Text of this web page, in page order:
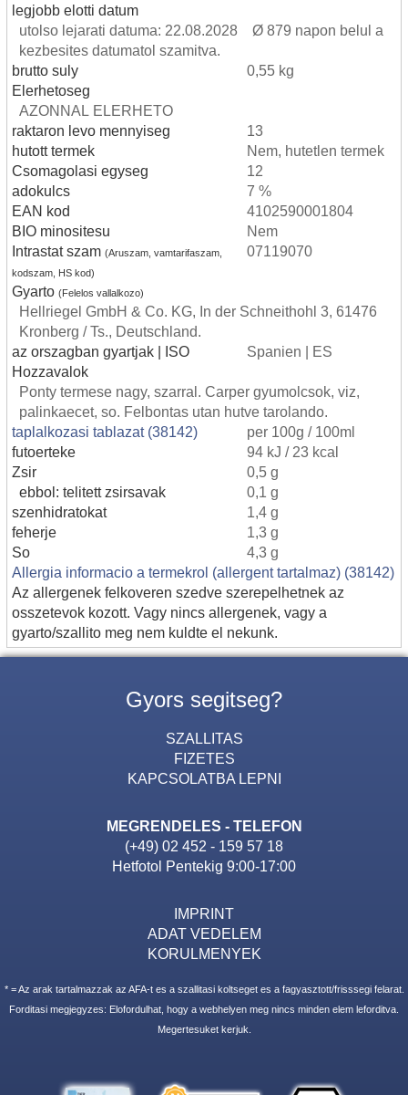
legjobb elotti datum
utolso lejarati datuma: 22.08.2028 Ø 879 napon belul a
kezbesites datumatol szamitva.
brutto suly
0,55 kg
Elerhetoseg
AZONNAL ELERHETO
raktaron levo mennyiseg
13
hutott termek
Nem, hutetlen termek
Csomagolasi egyseg
12
adokulcs
7 %
EAN kod
4102590001804
BIO minositesu
Nem
Intrastat szam (Aruszam, vamtarifaszam,
kodszam, HS kod)
07119070
Gyarto (Felelos vallalkozo)
Hellriegel GmbH & Co. KG, In der Schneithohl 3, 61476
Kronberg / Ts., Deutschland.
az orszagban gyartjak | ISO
Spanien | ES
Hozzavalok
Ponty termese nagy, szarral. Carper gyumolcsok, viz,
palinkaecet, so. Felbontas utan hutve tarolando.
taplalkozasi tablazat (38142)
per 100g / 100ml
futoerteke
94 kJ / 23 kcal
Zsir
0,5 g
ebbol: telitett zsirsavak
0,1 g
szenhidratokat
1,4 g
feherje
1,3 g
So
4,3 g
Allergia informacio a termekrol (allergent tartalmaz) (38142)
Az allergenek felkoveren szedve szerepelhetnek az
osszetevok kozott. Vagy nincs allergenek, vagy a
gyarto/szallito meg nem kuldte el nekunk.
Gyors segitseg?
SZALLITAS
FIZETES
KAPCSOLATBA LEPNI
MEGRENDELES - TELEFON
(+49) 02 452 - 159 57 18
Hetfotol Pentekig 9:00-17:00
IMPRINT
ADAT VEDELEM
KORULMENYEK
* = Az arak tartalmazzak az AFA-t es a szallitasi koltseget es a fagyasztott/frisssegi felarat.
Forditasi megjegyzes: Elofordulhat, hogy a webhelyen meg nincs minden elem leforditva.
Megertesuket kerjuk.